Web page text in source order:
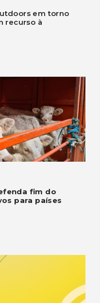
em torno
recurso à
fim do
para países